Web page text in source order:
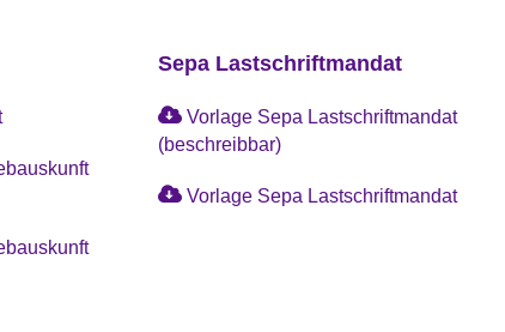
Sepa Lastschriftmandat
Vorlage Sepa Lastschriftmandat
(beschreibbar)
Vorlage Sepa Lastschriftmandat